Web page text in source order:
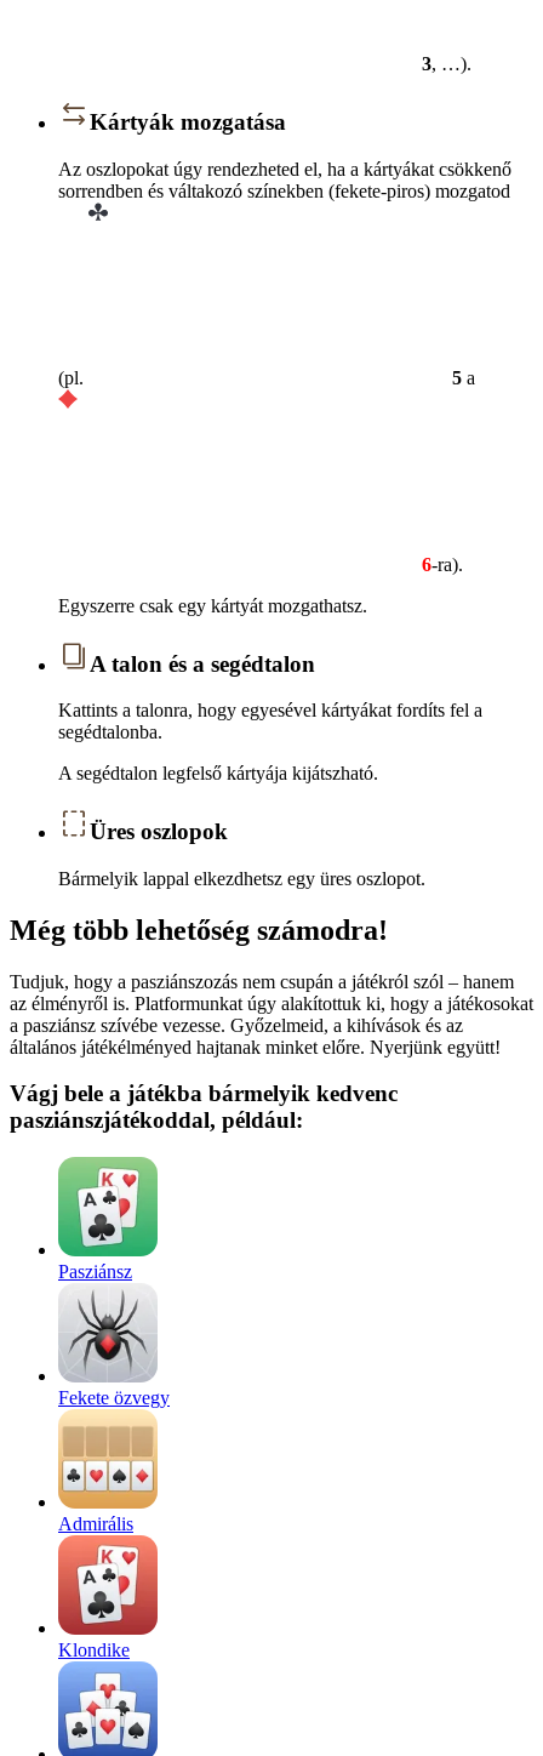
3, …).
Kártyák mozgatása
Az oszlopokat úgy rendezheted el, ha a kártyákat csökkenő
sorrendben és váltakozó színekben (fekete-piros) mozgatod
(pl. 5 a
6-ra).
Egyszerre csak egy kártyát mozgathatsz.
A talon és a segédtalon
Kattints a talonra, hogy egyesével kártyákat fordíts fel a
segédtalonba.
A segédtalon legfelső kártyája kijátszható.
Üres oszlopok
Bármelyik lappal elkezdhetsz egy üres oszlopot.
Még több lehetőség számodra!
Tudjuk, hogy a pasziánszozás nem csupán a játékról szól – hanem
az élményről is. Platformunkat úgy alakítottuk ki, hogy a játékosokat
a pasziánsz szívébe vezesse. Győzelmeid, a kihívások és az
általános játékélményed hajtanak minket előre. Nyerjünk együtt!
Vágj bele a játékba bármelyik kedvenc
pasziánszjátékoddal, például:
Pasziánsz
Fekete özvegy
Admirális
Klondike